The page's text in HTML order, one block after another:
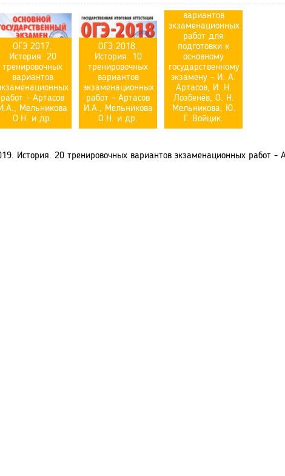
ОГЭ 2017.
История. 20
тренировочных
вариантов
работ - Артасов
Мельникова
О.Н. и др.
ОГЭ 2018.
История. 10
тренировочных
вариантов
экзаменационных
работ - Артасов
И.А., Мельникова
О.Н. и др.
тренировочных
вариантов
экзаменационных
работ для
подготовки к
основному
государственному
экзамену - И. А.
Артасов, И. Н.
Лозбенёв, О. Н.
Мельникова, Ю.
Г. Войцик.
История. 20 тренировочных вариантов экзаменационных работ -